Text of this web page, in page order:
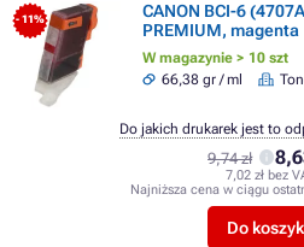
- 11%
CANON BCI-6
PREMIUM, magenta
W magazynie > 10 szt
66,38 gr / ml
9,74 zł
7,02 zł bez
Najniższa cena w ciągu
Do
Do jakich drukarek jest to